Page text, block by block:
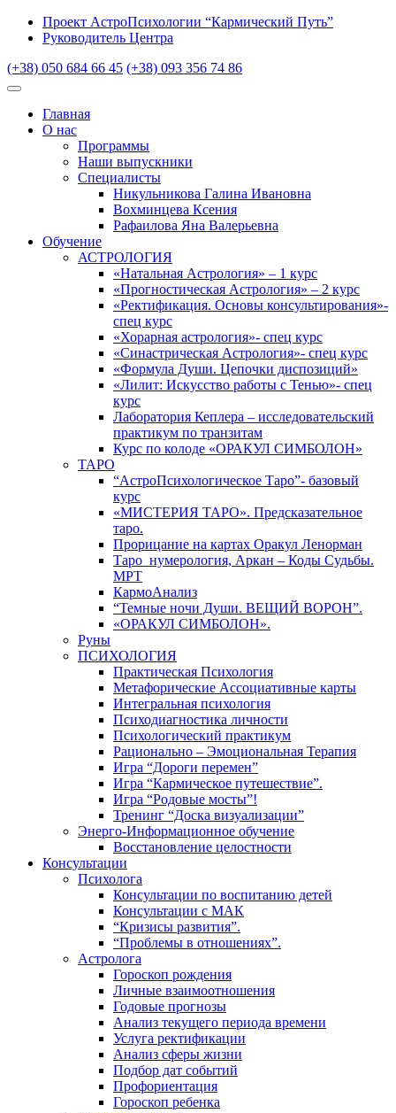
Проект АстроПсихологии “Кармический Путь”
Руководитель Центра
(+38) 050 684 66 45 (+38) 093 356 74 86
Главная
О нас
Программы
Наши выпускники
Специалисты
Никульникова Галина Ивановна
Вохминцева Ксения
Рафаилова Яна Валерьевна
Обучение
АСТРОЛОГИЯ
«Натальная Астрология» – 1 курс
«Прогностическая Астрология» – 2 курс
«Ректификация. Основы консультирования»-
спец курс
«Хорарная астрология»- спец курс
«Синастрическая Астрология»- спец курс
«Формула Души. Цепочки диспозиций»
«Лилит: Искусство работы с Тенью»- спец
курс
Лаборатория Кеплера – исследовательский
практикум по транзитам
Курс по колоде «ОРАКУЛ СИМБОЛОН»
ТАРО
“АстроПсихологическое Таро”- базовый
курс
«МИСТЕРИЯ ТАРО». Предсказательное
таро.
Прорицание на картах Оракул Ленорман
Таро_нумерология, Аркан – Коды Судьбы.
МРТ
КармоАнализ
“Темные ночи Души. ВЕЩИЙ ВОРОН”.
«ОРАКУЛ СИМБОЛОН».
Руны
ПСИХОЛОГИЯ
Практическая Психология
Метафорические Ассоциативные карты
Интегральная психология
Психодиагностика личности
Психологический практикум
Рационально – Эмоциональная Терапия
Игра “Дороги перемен”
Игра “Кармическое путешествие”.
Игра “Родовые мосты”!
Тренинг “Доска визуализации”
Энерго-Информационное обучение
Восстановление целостности
Консультации
Психолога
Консультации по воспитанию детей
Консультации с МАК
“Кризисы развития”.
“Проблемы в отношениях”.
Астролога
Гороскоп рождения
Личные взаимоотношения
Годовые прогнозы
Анализ текущего периода времени
Услуга ректификации
Анализ сферы жизни
Подбор дат событий
Профориентация
Гороскоп ребенка